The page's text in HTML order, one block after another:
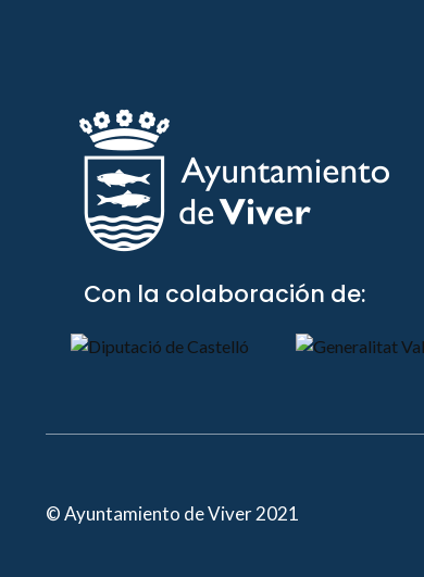
Con la colaboración de:
© Ayuntamiento de Viver 2021